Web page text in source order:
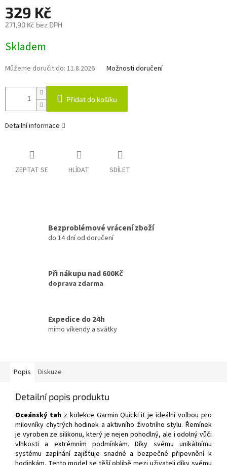
329 Kč
271,90 Kč bez DPH
cena:
Skladem
Můžeme doručit do: 11.8.2026 Možnosti doručení
Přidat do košíku
Detailní informace
ZEPTAT SE HLÍDAT SDÍLET
Bezproblémové vrácení zboží
do 14 dní od doručení
Při nákupu nad 600Kč
doprava zdarma
Expedice do 24h
mimo víkendy a svátky
Popis Diskuze
Detailní popis produktu
Oceánský tahz kolekce Garmin QuickFit je ideální volbou pro
milovníky chytrých hodinek a aktivního životního stylu. Řemínek
je vyroben ze silikonu, který je nejen pohodlný, ale i odolný vůči
vlhkosti a extrémním podmínkám. Díky svému unikátnímu
systému zapínání zajišťuje snadné a bezpečné připevnění k